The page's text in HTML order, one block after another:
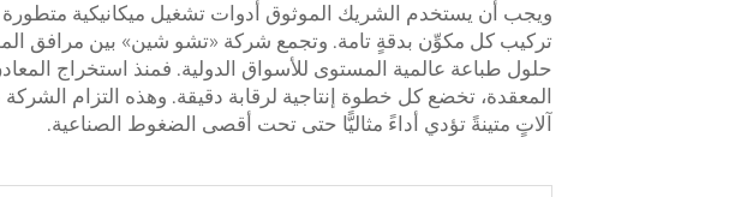
ويجب أن يستخدم الشريك الموثوق أدوات تشغيل ميكانيكية
تركيب كل مكوِّن بدقةٍ تامة. وتجمع شركة «تشو شين» بين مرافق
حلول طباعة عالمية المستوى للأسواق الدولية. فمنذ استخراج
المعقدة، تخضع كل خطوة إنتاجية لرقابة دقيقة. وهذه التزام الشركة
آلاتٍ متينةً تؤدي أداءً مثاليًّا حتى تحت أقصى الضغوط الصناعية.